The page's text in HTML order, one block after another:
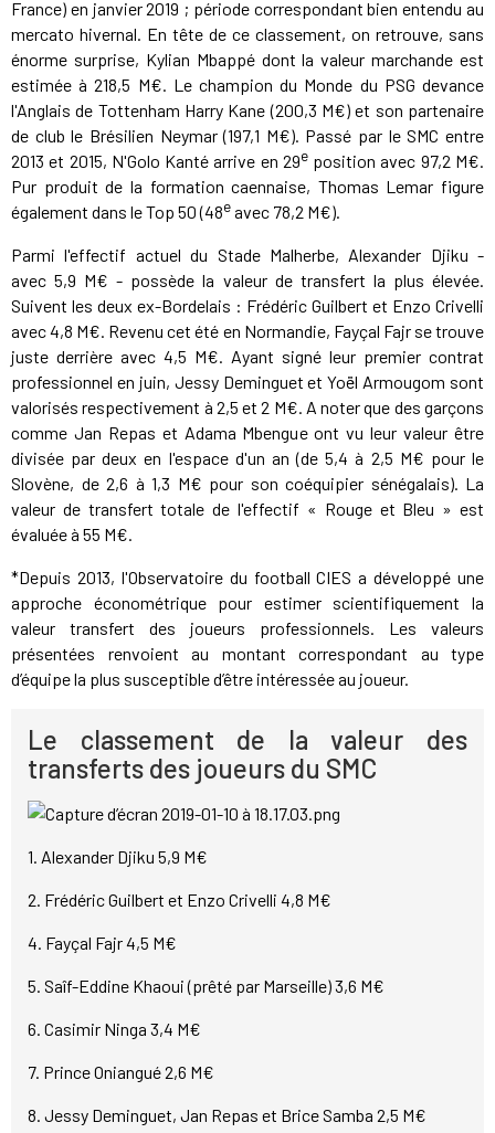
France) en janvier 2019 ; période correspondant bien entendu au
mercato hivernal. En tête de ce classement, on retrouve, sans
énorme surprise, Kylian Mbappé dont la valeur marchande est
estimée à 218,5 M€. Le champion du Monde du PSG devance
l'Anglais de Tottenham Harry Kane (200,3 M€) et son partenaire
de club le Brésilien Neymar (197,1 M€). Passé par le SMC entre
2013 et 2015, N'Golo Kanté arrive en 29eposition avec 97,2 M€.
Pur produit de la formation caennaise, Thomas Lemar figure
également dans le Top 50 (48eavec 78,2 M€).
Parmi l'effectif actuel du Stade Malherbe, Alexander Djiku -
avec 5,9 M€ - possède la valeur de transfert la plus élevée.
Suivent les deux ex-Bordelais : Frédéric Guilbert et Enzo Crivelli
avec 4,8 M€. Revenu cet été en Normandie, Fayçal Fajr se trouve
juste derrière avec 4,5 M€. Ayant signé leur premier contrat
professionnel en juin, Jessy Deminguet et Yoël Armougom sont
valorisés respectivement à 2,5 et 2 M€. A noter que des garçons
comme Jan Repas et Adama Mbengue ont vu leur valeur être
divisée par deux en l'espace d'un an (de 5,4 à 2,5 M€ pour le
Slovène, de 2,6 à 1,3 M€ pour son coéquipier sénégalais). La
valeur de transfert totale de l'effectif « Rouge et Bleu » est
évaluée à 55 M€.
*Depuis 2013, l'Observatoire du football CIES a développé une
approche économétrique pour estimer scientifiquement la
valeur transfert des joueurs professionnels. Les valeurs
présentées renvoient au montant correspondant au type
d’équipe la plus susceptible d’être intéressée au joueur.
Le classement de la valeur des
transferts des joueurs du SMC
1. Alexander Djiku 5,9 M€
2. Frédéric Guilbert et Enzo Crivelli 4,8 M€
4. Fayçal Fajr 4,5 M€
5. Saîf-Eddine Khaoui (prêté par Marseille) 3,6 M€
6. Casimir Ninga 3,4 M€
7. Prince Oniangué 2,6 M€
8. Jessy Deminguet, Jan Repas et Brice Samba 2,5 M€